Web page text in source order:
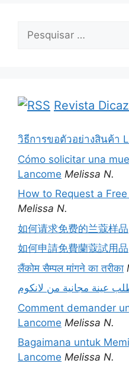
Pesquisar
Revista
วิธีการขอตัวอย่างสินค้า
Cómo solicitar una
Lancome Melissa N.
How to Request a
Melissa N.
如何请求免费的兰蔻样品
如何申請免費蘭蔻試用品
लैंकोम सैम्पल मांगने का तरीका
عينة مجانية من لانكوم
Comment demander
Lancome Melissa N.
Bagaimana untuk
Lancome Melissa N.